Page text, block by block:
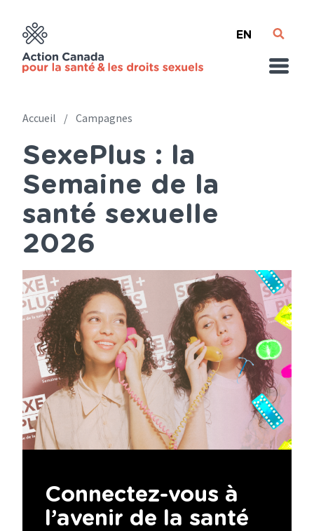
content
English
Breadcrumb
Accueil Campagnes
SexePlus : la
Semaine de la
santé sexuelle
2026
Connectez-vous à
l’avenir de la santé